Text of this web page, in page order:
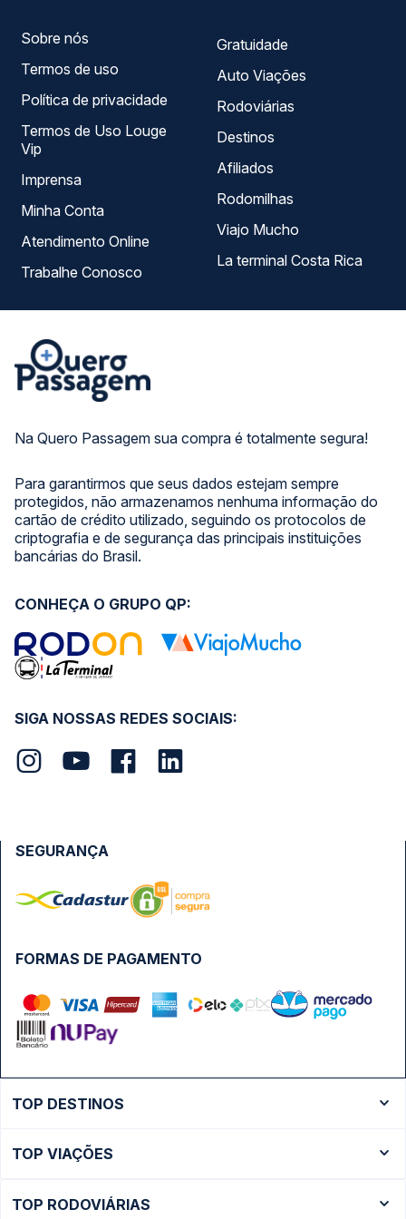
Na Quero Passagem sua compra é totalmente segura!
Para garantirmos que seus dados estejam sempre
protegidos, não armazenamos nenhuma informação do
cartão de crédito utilizado, seguindo os protocolos de
criptografia e de segurança das principais instituições
bancárias do Brasil.
Sobre nós
Termos de uso
Política de privacidade
Termos de Uso Louge
Vip
Imprensa
Minha Conta
Atendimento Online
Trabalhe Conosco
Gratuidade
Auto Viações
Rodoviárias
Destinos
Afiliados
Rodomilhas
Viajo Mucho
La terminal Costa Rica
SIGA NOSSAS REDES SOCIAIS:
CONHEÇA O GRUPO QP:
FORMAS DE PAGAMENTO
SEGURANÇA
TOP DESTINOS
Ônibus São Paulo
TOP VIAÇÕES
TOP RODOVIÁRIAS